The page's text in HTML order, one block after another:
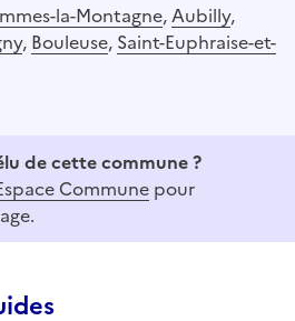
la-Montagne,Aubilly,
, Bouleuse, Saint-Euphraise-et-
de cette commune ?
Commune pour